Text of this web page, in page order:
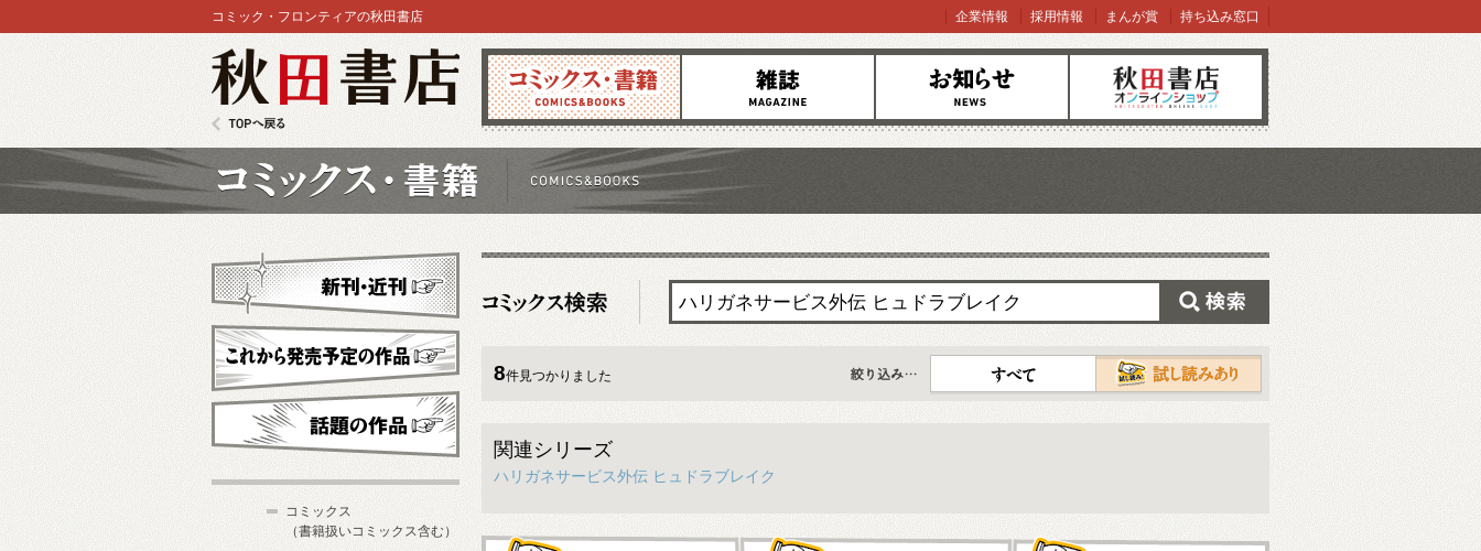
コミックス 雑誌 お知らせ オンラインショップ
コミック・フロンティアの秋田書店 企業情報 採用情報 まんが賞 持ち込み窓口
8件見つかりました
すべて
関連シリーズ
ハリガネサービス外伝 ヒュドラブレイク
新刊・近刊
これから発売予定
コミックス
（書籍扱いコミックス含む）